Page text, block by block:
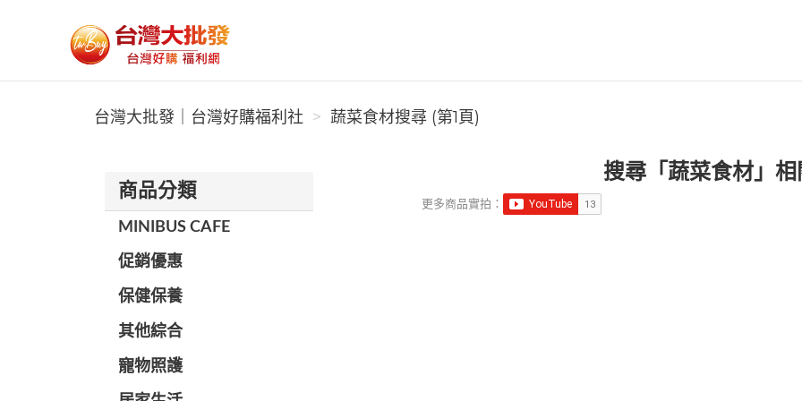
台灣大批發｜台灣好購福利社
台灣大批發｜台灣好購福利社 蔬菜食材搜尋 (第1頁)
商品分類
MINIBUS CAFE
促銷優惠
保健保養
其他綜合
寵物照護
搜尋「蔬菜食材」相
更多商品實拍：